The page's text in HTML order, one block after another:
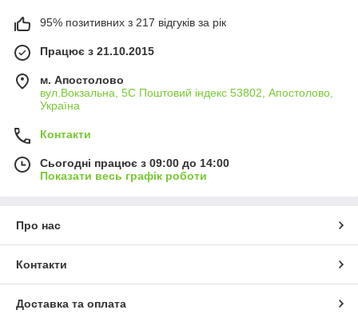
95% позитивних з 217 відгуків за рік
Працює з 21.10.2015
м. Апостолово
вул.Вокзальна, 5С Поштовий індекс 53802, Апостолово,
Україна
Контакти
Сьогодні працює з 09:00 до 14:00
Показати весь графік роботи
Про нас
Контакти
Доставка та оплата